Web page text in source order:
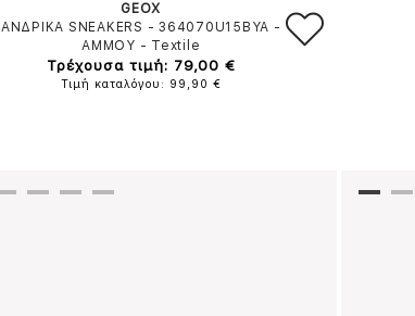
GEOX
ΑΝΔΡΙΚΑ SNEAKERS - 364070U15BYA -
ΑΜΜΟΥ - Textile
Τρέχουσα τιμή: 79,00 €
Τιμή καταλόγου: 99,90 €